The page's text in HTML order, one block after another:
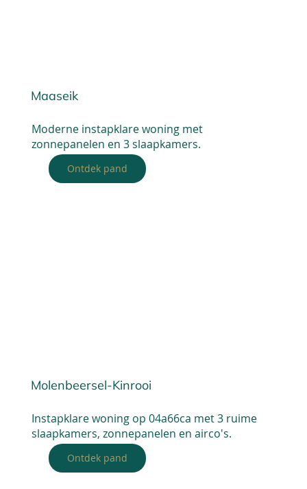
Maaseik
Moderne instapklare woning met
zonnepanelen en 3 slaapkamers.
Ontdek pand
Molenbeersel-Kinrooi
Instapklare woning op 04a66ca met 3 ruime
slaapkamers, zonnepanelen en airco's.
Ontdek pand